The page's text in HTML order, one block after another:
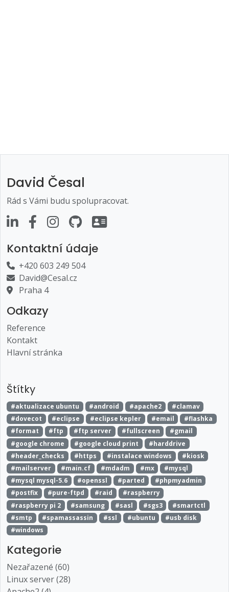
David Česal
Rád s Vámi budu spolupracovat.
Kontaktní údaje
+420 603 249 504
David@Cesal.cz
Praha 4
Odkazy
Reference
Kontakt
Hlavní stránka
Štítky
#aktualizace ubuntu #android #apache2
#clamav
#dovecot
#eclipse #eclipse kepler #email
#flashka
#format
#ftp #ftp server #fullscreen
#gmail
#google chrome
#google cloud print
#harddrive
#header_checks
#https #instalace windows
#kiosk
#mailserver
#main.cf #mdadm #mx
#mysql
#mysql mysql-5.6
#openssl #parted
#phpmyadmin
#postfix
#pure-ftpd #raid
#raspberry
#raspberry pi 2
#samsung #sasl #sgs3
#smartctl
#smtp
#spamassassin #ssl #ubuntu
#usb disk
#windows
Kategorie
Nezařazené (60)
Linux server (28)